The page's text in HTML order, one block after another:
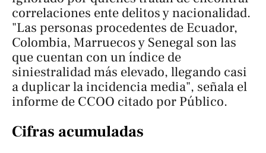
correlaciones ente delitos y nacionalidad.
"Las personas procedentes de Ecuador,
Colombia, Marruecos y Senegal son las
que cuentan con un índice de
siniestralidad más elevado, llegando casi
a duplicar la incidencia media", señala el
informe de CCOO citado por Público.
Cifras acumuladas